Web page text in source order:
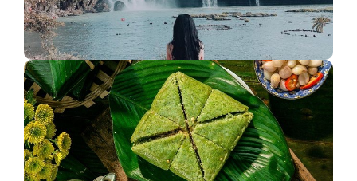
Lý do không nên du lịch Buôn Mê Thuột